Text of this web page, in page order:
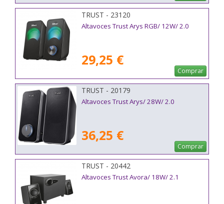
TRUST - 23120
Altavoces Trust Arys RGB/ 12W/ 2.0
29,25 €
Comprar
TRUST - 20179
Altavoces Trust Arys/ 28W/ 2.0
36,25 €
Comprar
TRUST - 20442
Altavoces Trust Avora/ 18W/ 2.1